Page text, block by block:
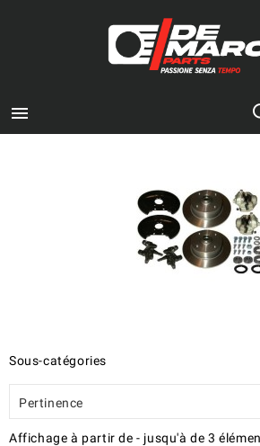

Sous-catégories
Pertinence
Affichage à partir de- jusqu'àde3